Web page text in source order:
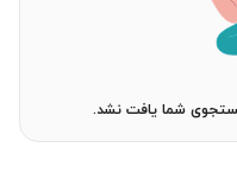
شما یافت نشد.